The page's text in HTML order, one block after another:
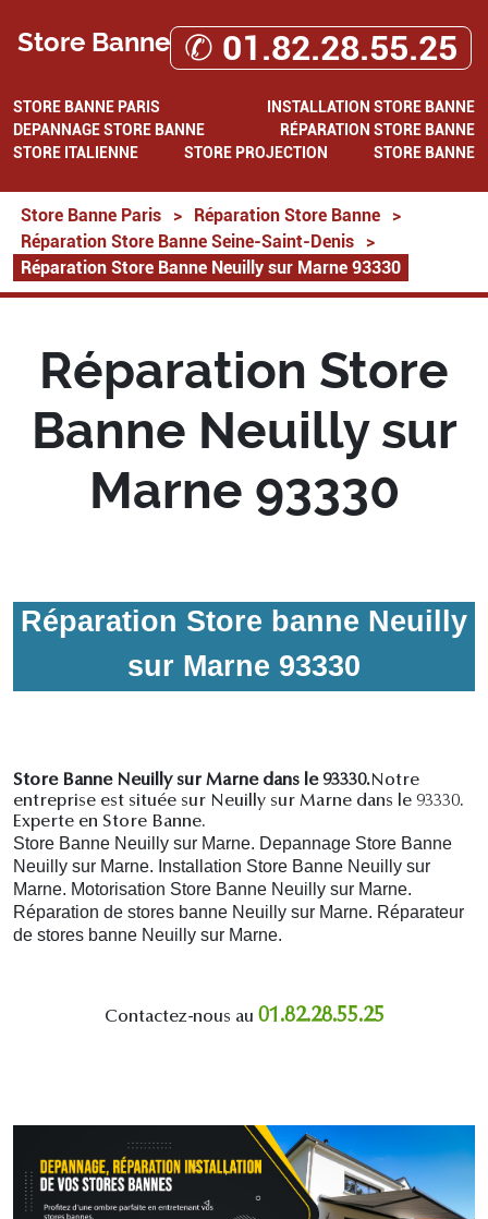
Store Banne ✆ 01.82.28.55.25
STORE BANNE PARIS
INSTALLATION STORE BANNE
DEPANNAGE STORE BANNE
RÉPARATION STORE BANNE
STORE ITALIENNE
STORE PROJECTION STORE BANNE
Store Banne Paris > Réparation Store Banne
>
Réparation Store Banne Seine-Saint-Denis
>
Réparation Store Banne Neuilly sur Marne 93330
Réparation Store
Banne Neuilly sur
Marne 93330
Réparation Store banne Neuilly
sur Marne 93330
Store Banne Neuilly sur Marne dans le 93330.Notre
entreprise est située sur Neuilly sur Marne dans le 93330.
Experte en Store Banne.
Store Banne Neuilly sur Marne. Depannage Store Banne
Neuilly sur Marne. Installation Store Banne Neuilly sur
Marne. Motorisation Store Banne Neuilly sur Marne.
Réparation de stores banne Neuilly sur Marne. Réparateur
de stores banne Neuilly sur Marne.
Contactez-nous au 01.82.28.55.25